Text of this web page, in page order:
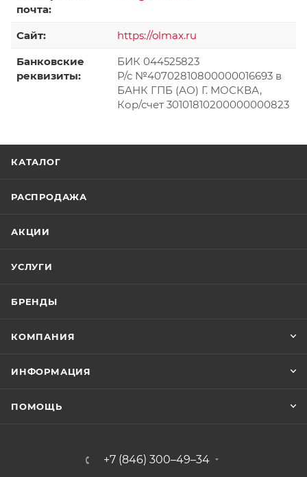
почта:
Сайт:
https://olmax.ru
Банковские
реквизиты:
БИК 044525823
Р/с №40702810800000016693 в
БАНК ГПБ (АО) Г. МОСКВА,
Кор/счет 30101810200000000823
КАТАЛОГ
РАСПРОДАЖА
АКЦИИ
УСЛУГИ
БРЕНДЫ
КОМПАНИЯ
ИНФОРМАЦИЯ
ПОМОЩЬ
+7 (846) 300–49–34